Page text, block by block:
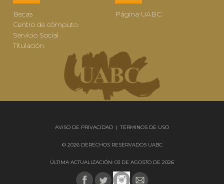
Becas
Centro de cómputo
Servicio Social
Titulación
Página UABC
AVISO DE PRIVACIDAD | TÉRMINOS DE USO
© 2026 DERECHOS RESERVADOS UABC
ÚLTIMA ACTUALIZACIÓN: 03 DE AGOSTO DE 2026